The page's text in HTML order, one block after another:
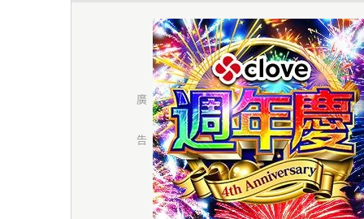
維多利亞州警局(Victoria Police)之間「強力」的
合作關係。 原汁原味的內容在這裡 「自2018...
有沒
車呢
一代